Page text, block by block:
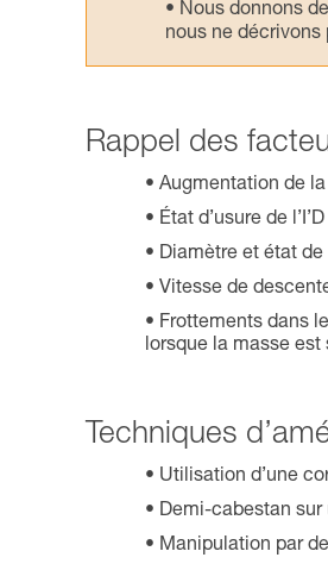
Nous donnons
nous ne décrivons
Rappel des
Augmentation de
État d’usure de
Diamètre et état
Vitesse de
Frottements dans
lorsque la masse est
Techniques
Utilisation d’une
Demi-cabestan sur
Manipulation par